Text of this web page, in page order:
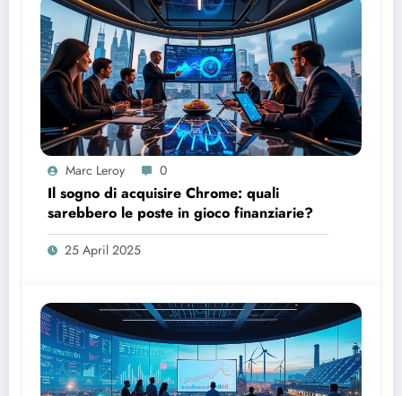
Marc Leroy 0
Il sogno di acquisire Chrome: quali
sarebbero le poste in gioco finanziarie?
25 April 2025